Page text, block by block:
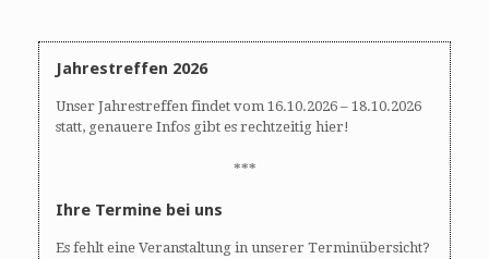
Jahrestreffen 2026
Unser Jahrestreffen findet vom 16.10.2026 – 18.10.2026
statt, genauere Infos gibt es rechtzeitig hier!
***
Ihre Termine bei uns
Es fehlt eine Veranstaltung in unserer Terminübersicht?